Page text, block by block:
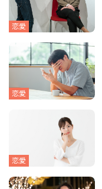
恋愛
恋愛
恋愛